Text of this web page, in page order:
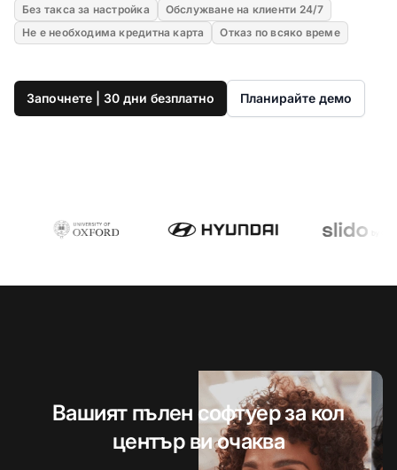
Без такса за настройка
Обслужване на клиенти 24/7
Не е необходима кредитна карта
Отказ по всяко време
Започнете | 30 дни безплатно Планирайте демо
Вашият пълен софтуер за кол
център ви очаква